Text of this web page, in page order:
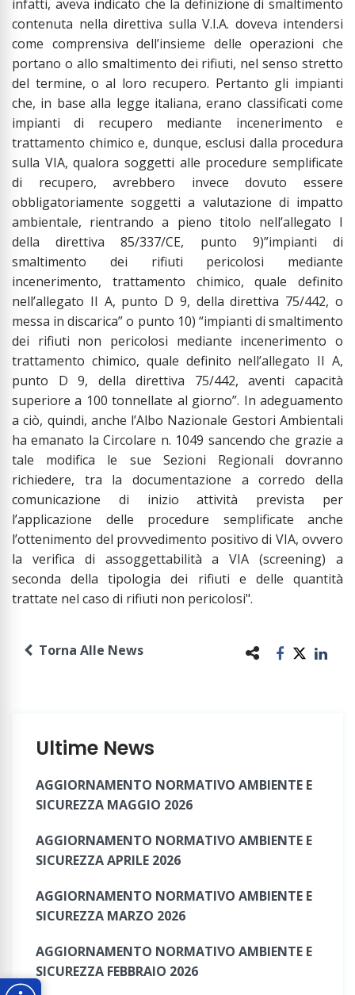
infatti, aveva indicato che la definizione di smaltimento
contenuta nella direttiva sulla V.I.A. doveva intendersi
come comprensiva dell’insieme delle operazioni che
portano o allo smaltimento dei rifiuti, nel senso stretto
del termine, o al loro recupero. Pertanto gli impianti
che, in base alla legge italiana, erano classificati come
impianti di recupero mediante incenerimento e
trattamento chimico e, dunque, esclusi dalla procedura
sulla VIA, qualora soggetti alle procedure semplificate
di recupero, avrebbero invece dovuto essere
obbligatoriamente soggetti a valutazione di impatto
ambientale, rientrando a pieno titolo nell’allegato I
della direttiva 85/337/CE, punto 9)”impianti di
smaltimento dei rifiuti pericolosi mediante
incenerimento, trattamento chimico, quale definito
nell’allegato II A, punto D 9, della direttiva 75/442, o
messa in discarica” o punto 10) “impianti di smaltimento
dei rifiuti non pericolosi mediante incenerimento o
trattamento chimico, quale definito nell’allegato II A,
punto D 9, della direttiva 75/442, aventi capacità
superiore a 100 tonnellate al giorno”. In adeguamento
a ciò, quindi, anche l’Albo Nazionale Gestori Ambientali
ha emanato la Circolare n. 1049 sancendo che grazie a
tale modifica le sue Sezioni Regionali dovranno
richiedere, tra la documentazione a corredo della
comunicazione di inizio attività prevista per
l’applicazione delle procedure semplificate anche
l’ottenimento del provvedimento positivo di VIA, ovvero
la verifica di assoggettabilità a VIA (screening) a
seconda della tipologia dei rifiuti e delle quantità
trattate nel caso di rifiuti non pericolosi".
Torna Alle News
Ultime News
AGGIORNAMENTO NORMATIVO AMBIENTE E
SICUREZZA MAGGIO 2026
AGGIORNAMENTO NORMATIVO AMBIENTE E
SICUREZZA APRILE 2026
AGGIORNAMENTO NORMATIVO AMBIENTE E
SICUREZZA MARZO 2026
AGGIORNAMENTO NORMATIVO AMBIENTE E
SICUREZZA FEBBRAIO 2026